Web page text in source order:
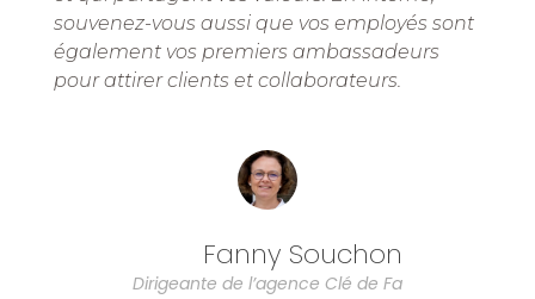
souvenez-vous aussi que vos employés sont
également vos premiers ambassadeurs
pour attirer clients et collaborateurs.
Fanny Souchon
Dirigeante de l’agence Clé de Fa